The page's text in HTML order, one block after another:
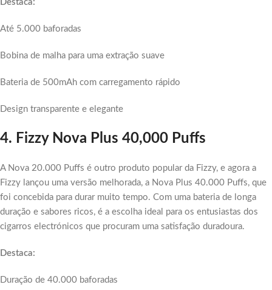
Destaca:
Até 5.000 baforadas
Bobina de malha para uma extração suave
Bateria de 500mAh com carregamento rápido
Design transparente e elegante
4. Fizzy Nova Plus 40,000 Puffs
A Nova 20.000 Puffs é outro produto popular da Fizzy, e agora a
Fizzy lançou uma versão melhorada, a Nova Plus 40.000 Puffs, que
foi concebida para durar muito tempo. Com uma bateria de longa
duração e sabores ricos, é a escolha ideal para os entusiastas dos
cigarros electrónicos que procuram uma satisfação duradoura.
Destaca:
Duração de 40.000 baforadas